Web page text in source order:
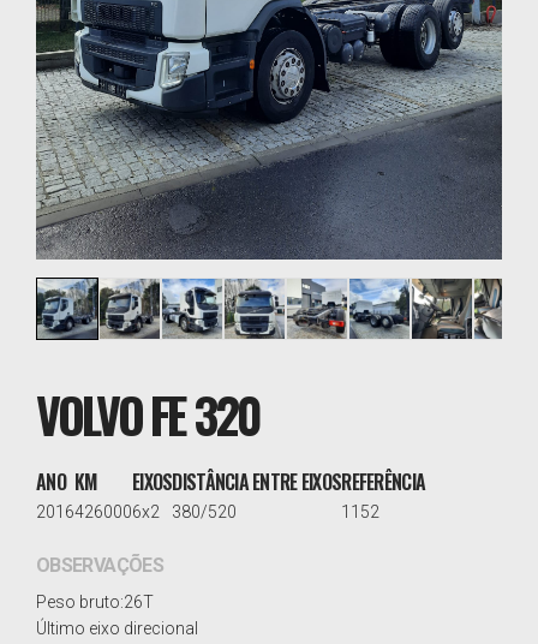
VOLVO FE 320
ANO
2016
KM
426000
EIXOS
6x2
DISTÂNCIA ENTRE EIXOS
380/520
REFERÊNCIA
1152
OBSERVAÇÕES
Peso bruto:26T
Último eixo direcional